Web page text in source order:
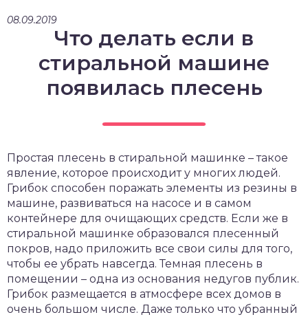
08.09.2019
Что делать если в
стиральной машине
появилась плесень
Простая плесень в стиральной машинке – такое
явление, которое происходит у многих людей.
Грибок способен поражать элементы из резины в
машине, развиваться на насосе и в самом
контейнере для очищающих средств. Если же в
стиральной машинке образовался плесенный
покров, надо приложить все свои силы для того,
чтобы ее убрать навсегда. Темная плесень в
помещении – одна из основания недугов публик.
Грибок размещается в атмосфере всех домов в
очень большом числе. Даже только что убранный